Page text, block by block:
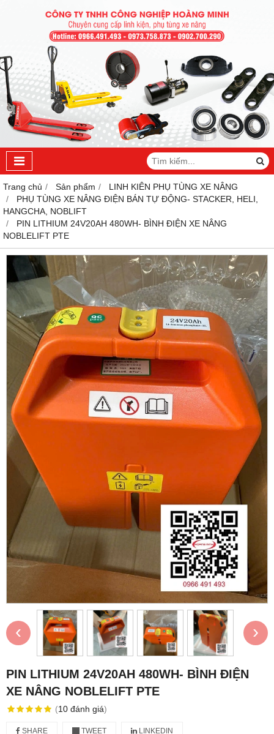
Trang chủ Sản phẩm
LINH KIÊN PHỤ TÙNG XE NÂNG
PHỤ TÙNG XE NÂNG ĐIỆN BÁN TỰ ĐỘNG- STACKER, HELI,
HANGCHA, NOBLIFT
PIN LITHIUM 24V20AH 480WH- BÌNH ĐIỆN XE NÂNG
NOBLELIFT PTE
‹ ›
PIN LITHIUM 24V20AH 480WH- BÌNH ĐIỆN
XE NÂNG NOBLELIFT PTE
(10 đánh giá)
SHARE TWEET LINKEDIN